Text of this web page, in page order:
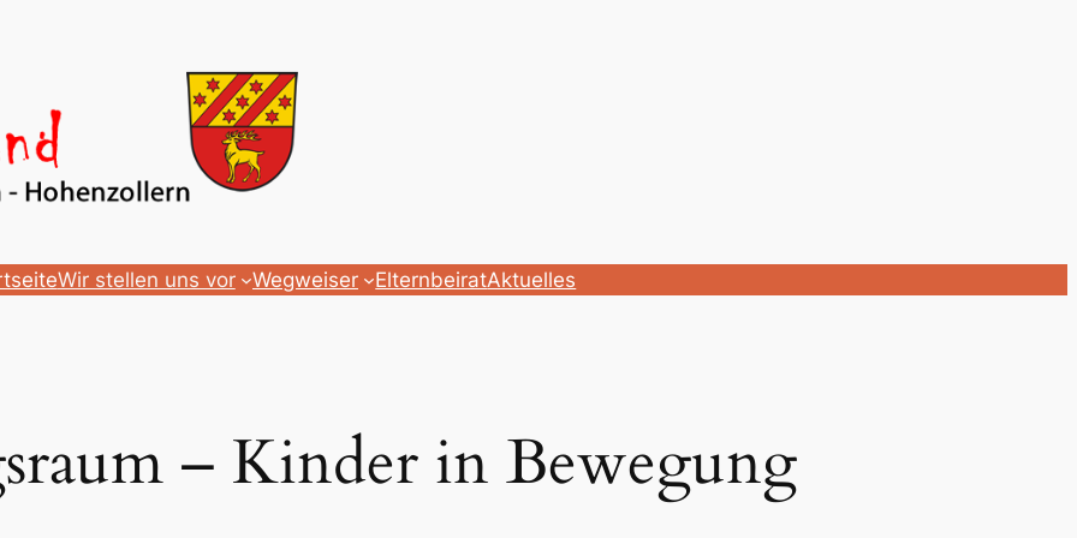
Wir stellen uns vor Wegweiser ElternbeiratAktuelles
– Kinder in Bewegung